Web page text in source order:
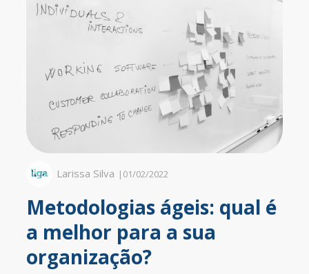
Larissa Silva | 01/02/2022
Metodologias ágeis: qual é
a melhor para a sua
organização?